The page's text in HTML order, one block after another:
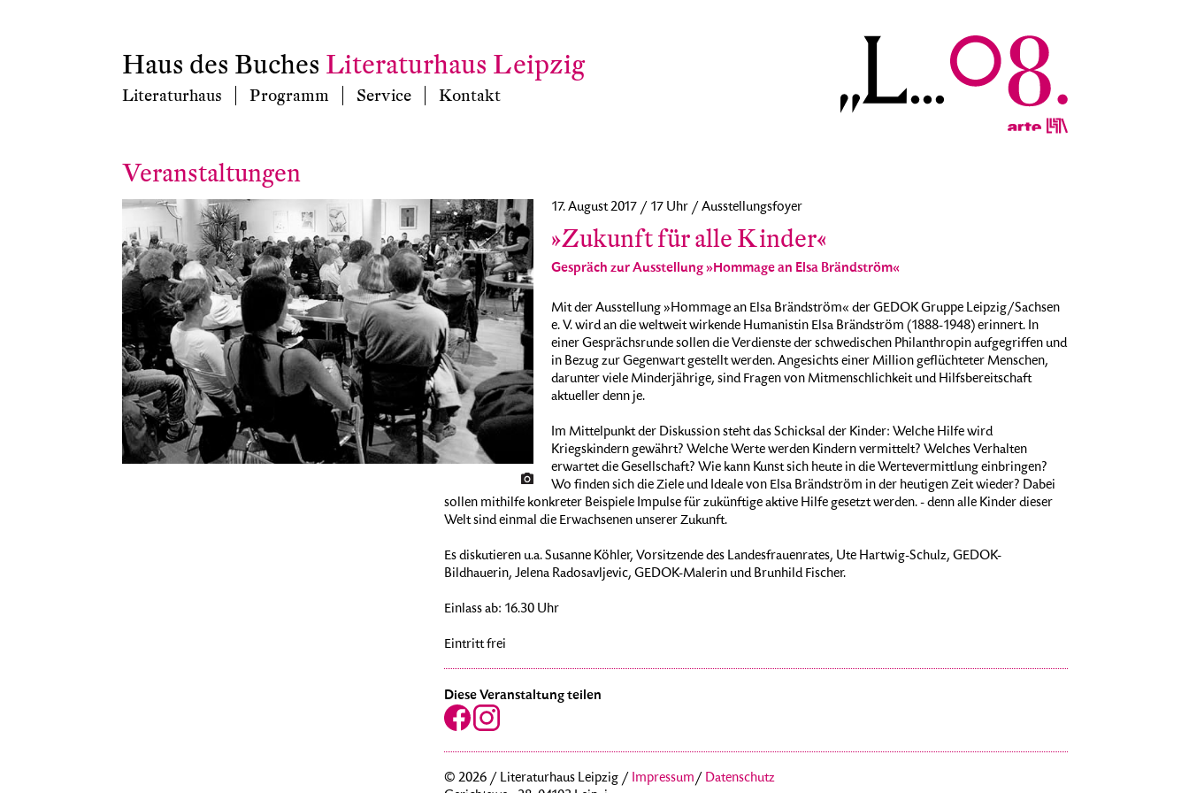
Haus des Buches Literaturhaus Leipzig
Literaturhaus Programm Service Kontakt
Veranstaltungen
17. August 2017 / 17 Uhr / Ausstellungsfoyer
»Zukunft für alle Kinder«
Gespräch zur Ausstellung »Hommage an Elsa Brändström«
Mit der Ausstellung »Hommage an Elsa Brändström« der GEDOK Gruppe Leipzig/Sachsen
e. V. wird an die weltweit wirkende Humanistin Elsa Brändström (1888-1948) erinnert. In
einer Gesprächsrunde sollen die Verdienste der schwedischen Philanthropin aufgegriffen und
in Bezug zur Gegenwart gestellt werden. Angesichts einer Million geflüchteter Menschen,
darunter viele Minderjährige, sind Fragen von Mitmenschlichkeit und Hilfsbereitschaft
aktueller denn je.
Im Mittelpunkt der Diskussion steht das Schicksal der Kinder: Welche Hilfe wird
Kriegskindern gewährt? Welche Werte werden Kindern vermittelt? Welches Verhalten
erwartet die Gesellschaft? Wie kann Kunst sich heute in die Wertevermittlung einbringen?
Wo finden sich die Ziele und Ideale von Elsa Brändström in der heutigen Zeit wieder? Dabei
sollen mithilfe konkreter Beispiele Impulse für zukünftige aktive Hilfe gesetzt werden. - denn alle Kinder dieser
Welt sind einmal die Erwachsenen unserer Zukunft.
Es diskutieren u.a. Susanne Köhler, Vorsitzende des Landesfrauenrates, Ute Hartwig-Schulz, GEDOK-
Bildhauerin, Jelena Radosavljevic, GEDOK-Malerin und Brunhild Fischer.
Einlass ab: 16.30 Uhr
Eintritt frei
Diese Veranstaltung teilen
© 2026 / Literaturhaus Leipzig / Impressum/ Datenschutz